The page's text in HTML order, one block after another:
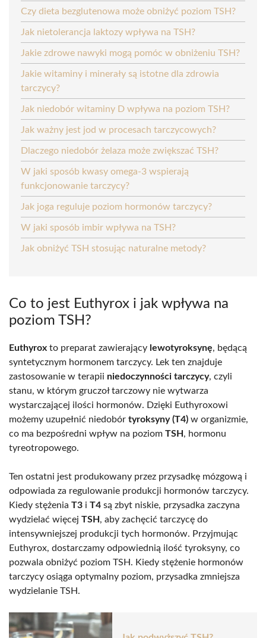
Czy dieta bezglutenowa może obniżyć poziom TSH?
Jak nietolerancja laktozy wpływa na TSH?
Jakie zdrowe nawyki mogą pomóc w obniżeniu TSH?
Jakie witaminy i minerały są istotne dla zdrowia
tarczycy?
Jak niedobór witaminy D wpływa na poziom TSH?
Jak ważny jest jod w procesach tarczycowych?
Dlaczego niedobór żelaza może zwiększać TSH?
W jaki sposób kwasy omega-3 wspierają
funkcjonowanie tarczycy?
Jak joga reguluje poziom hormonów tarczycy?
W jaki sposób imbir wpływa na TSH?
Jak obniżyć TSH stosując naturalne metody?
Co to jest Euthyrox i jak wpływa na
poziom TSH?
Euthyrox to preparat zawierający lewotyroksynę, będącą
syntetycznym hormonem tarczycy. Lek ten znajduje
zastosowanie w terapii niedoczynności tarczycy, czyli
stanu, w którym gruczoł tarczowy nie wytwarza
wystarczającej ilości hormonów. Dzięki Euthyroxowi
możemy uzupełnić niedobór tyroksyny (T4) w organizmie,
co ma bezpośredni wpływ na poziom TSH , hormonu
tyreotropowego.
Ten ostatni jest produkowany przez przysadkę mózgową i
odpowiada za regulowanie produkcji hormonów tarczycy.
Kiedy stężenia T3 i T4 są zbyt niskie, przysadka zaczyna
wydzielać więcej TSH , aby zachęcić tarczycę do
intensywniejszej produkcji tych hormonów. Przyjmując
Euthyrox, dostarczamy odpowiednią ilość tyroksyny, co
pozwala obniżyć poziom TSH. Kiedy stężenie hormonów
tarczycy osiąga optymalny poziom, przysadka zmniejsza
wydzielanie TSH.